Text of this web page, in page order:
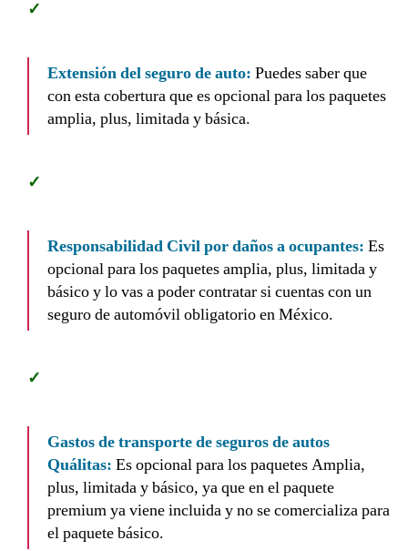
Extensión del seguro de auto: Puedes saber que
con esta cobertura que es opcional para los paquetes
amplia, plus, limitada y básica.
Responsabilidad Civil por daños a ocupantes: Es
opcional para los paquetes amplia, plus, limitada y
básico y lo vas a poder contratar si cuentas con un
seguro de automóvil obligatorio en México.
Gastos de transporte de seguros de autos
Quálitas: Es opcional para los paquetes Amplia,
plus, limitada y básico, ya que en el paquete
premium ya viene incluida y no se comercializa para
el paquete básico.